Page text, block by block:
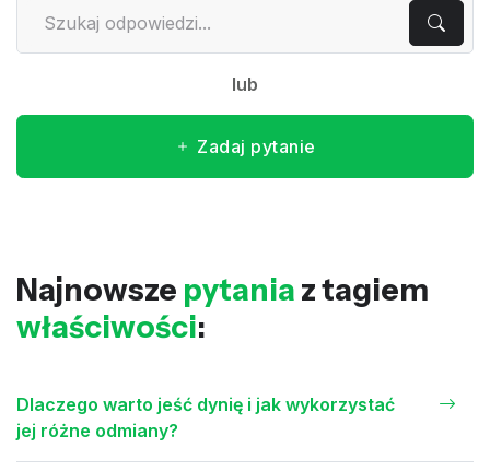
lub
Zadaj pytanie
Najnowsze pytania z tagiem
właściwości:
Dlaczego warto jeść dynię i jak wykorzystać
jej różne odmiany?